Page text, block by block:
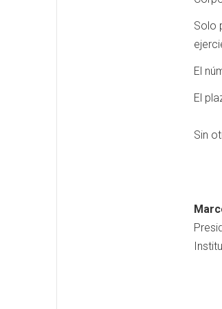
Solo
El
El
Sin